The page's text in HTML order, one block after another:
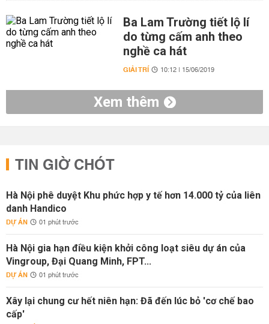
Ba Lam Trường tiết lộ lí
do từng cấm anh theo
nghề ca hát
GIẢI TRÍ 10:12 | 15/06/2019
Xem thêm
TIN GIỜ CHÓT
Hà Nội phê duyệt Khu phức hợp y tế hơn 14.000 tỷ của liên
danh Handico
DỰ ÁN 01 phút trước
Hà Nội gia hạn điều kiện khởi công loạt siêu dự án của
Vingroup, Đại Quang Minh, FPT...
DỰ ÁN 01 phút trước
Xây lại chung cư hết niên hạn: Đã đến lúc bỏ 'cơ chế bao
cấp'